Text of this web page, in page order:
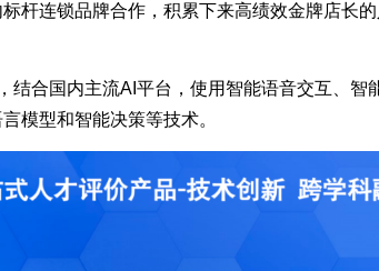
杆连锁品牌合作，积累下来高绩效金牌店长
结合国内主流AI平台，使用智能语音交互、智
模型和智能决策等技术。